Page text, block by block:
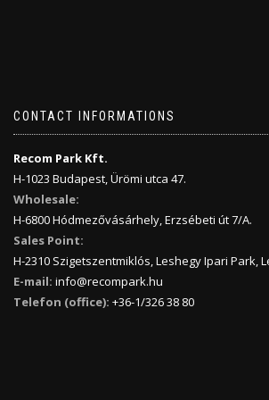
CONTACT INFORMATIONS
Recom Park Kft.
H-1023 Budapest, Ürömi utca 47.
Wholesale:
H-6800 Hódmezővásárhely, Erzsébeti út 7/A.
Sales Point:
H-2310 Szigetszentmiklós, Leshegy Ipari Park,
E-mail: info@recompark.hu
Telefon (office): +36-1/326 38 80